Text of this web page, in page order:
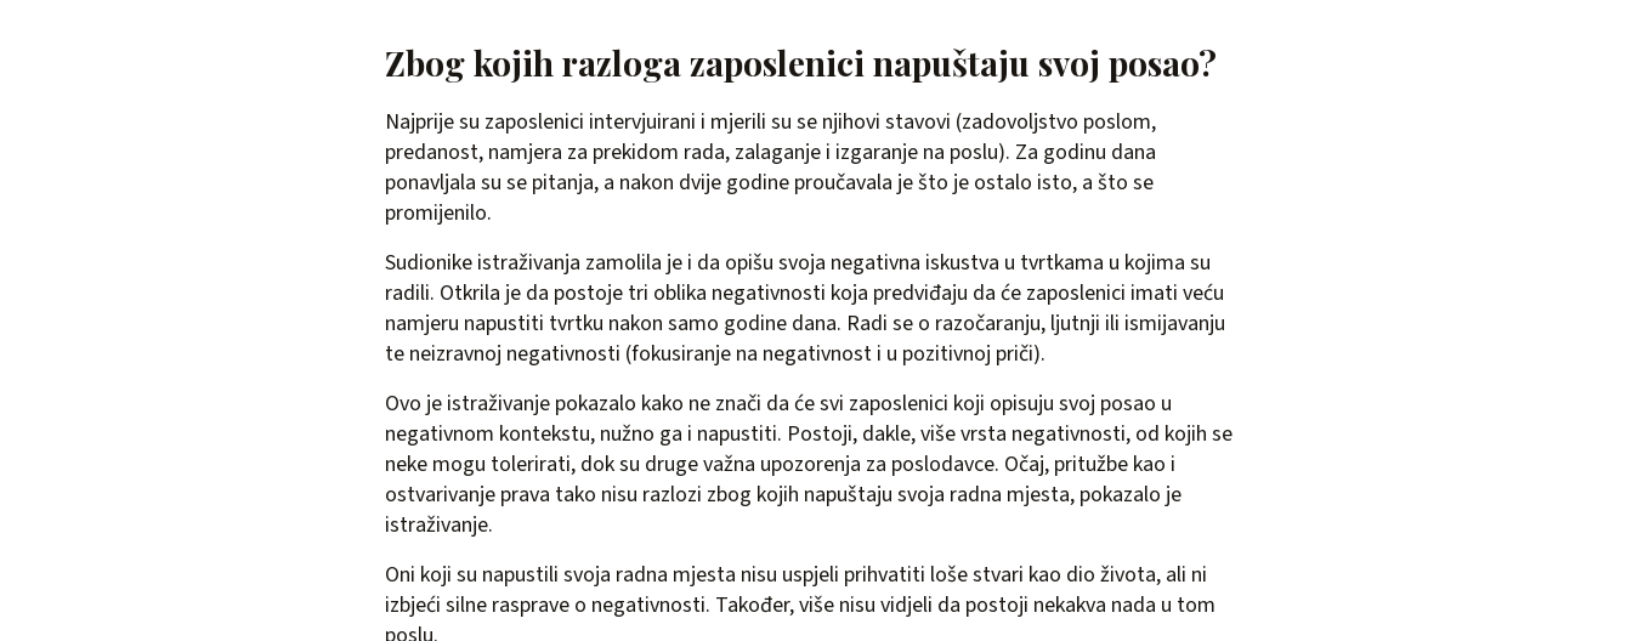
Zbog kojih razloga zaposlenici napuštaju svoj posao?
Najprije su zaposlenici intervjuirani i mjerili su se njihovi stavovi (zadovoljstvo poslom,
predanost, namjera za prekidom rada, zalaganje i izgaranje na poslu). Za godinu dana
ponavljala su se pitanja, a nakon dvije godine proučavala je što je ostalo isto, a što se
promijenilo.
Sudionike istraživanja zamolila je i da opišu svoja negativna iskustva u tvrtkama u kojima su
radili. Otkrila je da postoje tri oblika negativnosti koja predviđaju da će zaposlenici imati veću
namjeru napustiti tvrtku nakon samo godine dana. Radi se o razočaranju, ljutnji ili ismijavanju
te neizravnoj negativnosti (fokusiranje na negativnost i u pozitivnoj priči).
Ovo je istraživanje pokazalo kako ne znači da će svi zaposlenici koji opisuju svoj posao u
negativnom kontekstu, nužno ga i napustiti. Postoji, dakle, više vrsta negativnosti, od kojih se
neke mogu tolerirati, dok su druge važna upozorenja za poslodavce. Očaj, pritužbe kao i
ostvarivanje prava tako nisu razlozi zbog kojih napuštaju svoja radna mjesta, pokazalo je
istraživanje.
Oni koji su napustili svoja radna mjesta nisu uspjeli prihvatiti loše stvari kao dio života, ali ni
izbjeći silne rasprave o negativnosti. Također, više nisu vidjeli da postoji nekakva nada u tom